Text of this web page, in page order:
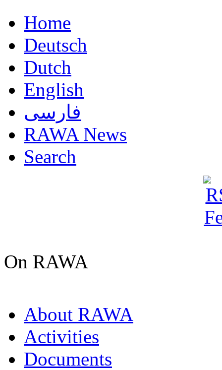
Home
Deutsch
Dutch
English
فارسی
RAWA News
Search
On RAWA
About RAWA
Activities
Documents